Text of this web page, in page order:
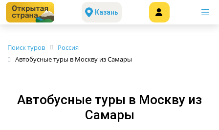
Казань
Поиск туров
Россия
Автобусные туры в Москву из Самары
Автобусные туры в Москву из
Самары